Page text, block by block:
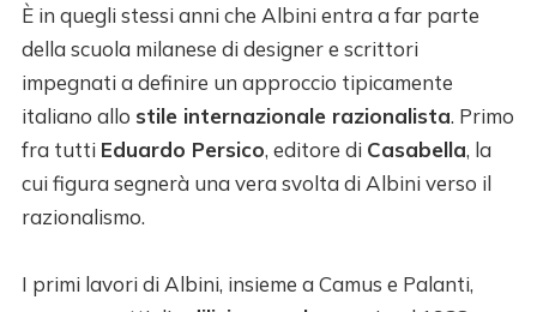
È in quegli stessi anni che Albini entra a far parte
della scuola milanese di designer e scrittori
impegnati a definire un approccio tipicamente
italiano allo stile internazionale razionalista. Primo
fra tutti Eduardo Persico, editore di Casabella, la
cui figura segnerà una vera svolta di Albini verso il
razionalismo.
I primi lavori di Albini, insieme a Camus e Palanti,